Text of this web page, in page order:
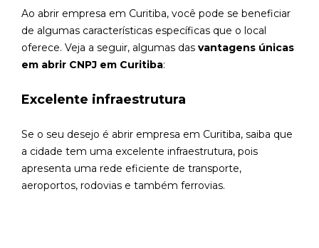
Ao abrir empresa em Curitiba, você pode se beneficiar
de algumas características específicas que o local
oferece. Veja a seguir, algumas das vantagens únicas
em abrir CNPJ em Curitiba:
Excelente infraestrutura
Se o seu desejo é abrir empresa em Curitiba, saiba que
a cidade tem uma excelente infraestrutura, pois
apresenta uma rede eficiente de transporte,
aeroportos, rodovias e também ferrovias.